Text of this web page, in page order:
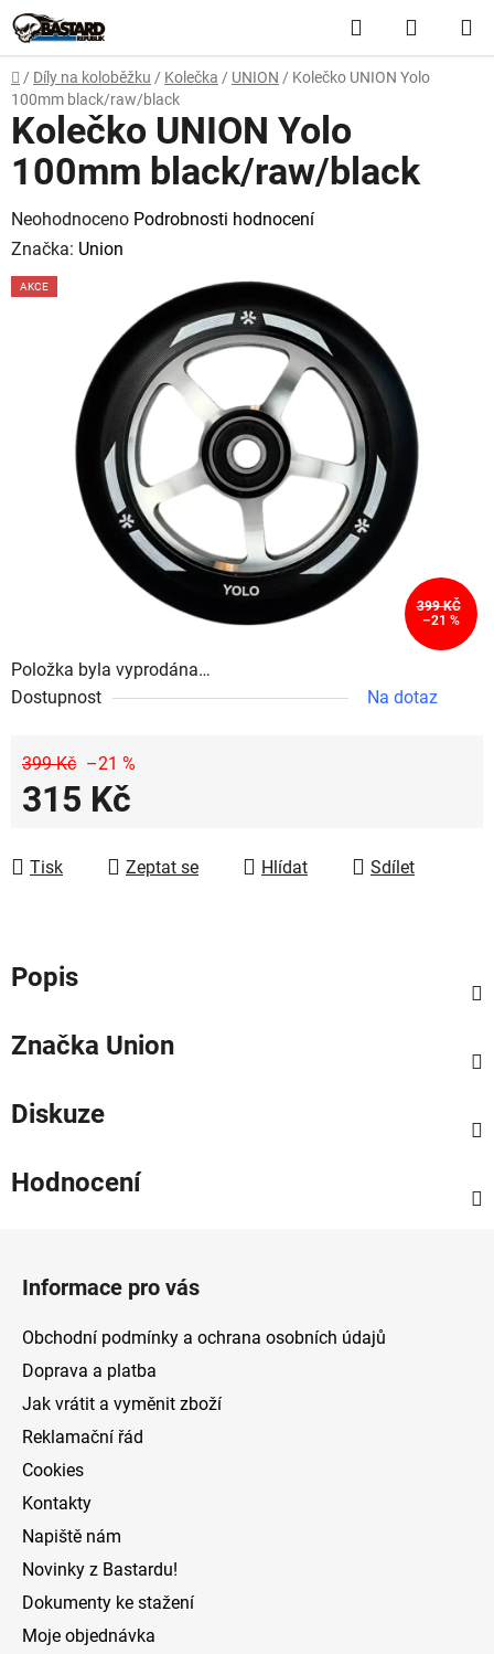
Přejít
na
obsah
Hledat
KOŠÍK
Domů
/ Díly na koloběžku / Kolečka / UNION / Kolečko UNION Yolo
100mm black/raw/black
Položka byla vyprodána…
Dostupnost
Na dotaz
399 Kč –21 %
315 Kč
Tisk
Zeptat se Hlídat Sdílet
Kolečko UNION Yolo
100mm black/raw/black
Průměrné
hodnocení
produktu
hvězdiček.
Neohodnoceno Podrobnosti hodnocení
Značka: Union
AKCE
399 KČ
–21 %
Popis
Značka Union
Diskuze
Hodnocení
Informace pro vás
Obchodní podmínky a ochrana osobních údajů
Doprava a platba
Jak vrátit a vyměnit zboží
Reklamační řád
Cookies
Kontakty
Napiště nám
Novinky z Bastardu!
Dokumenty ke stažení
Moje objednávka